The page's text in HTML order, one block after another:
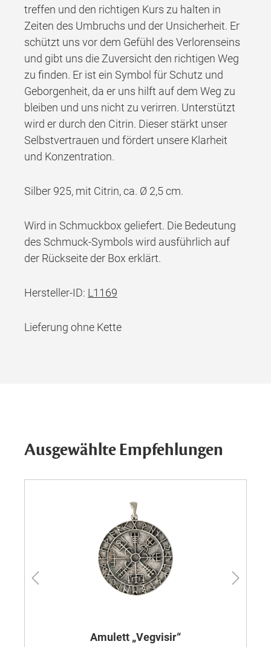
treffen und den richtigen Kurs zu halten in
Zeiten des Umbruchs und der Unsicherheit. Er
schützt uns vor dem Gefühl des Verlorenseins
und gibt uns die Zuversicht den richtigen Weg
zu finden. Er ist ein Symbol für Schutz und
Geborgenheit, da er uns hilft auf dem Weg zu
bleiben und uns nicht zu verirren. Unterstützt
wird er durch den Citrin. Dieser stärkt unser
Selbstvertrauen und fördert unsere Klarheit
und Konzentration.
Silber 925, mit Citrin, ca. Ø 2,5 cm.
Wird in Schmuckbox geliefert. Die Bedeutung
des Schmuck-Symbols wird ausführlich auf
der Rückseite der Box erklärt.
Hersteller-ID: L1169
Lieferung ohne Kette
Ausgewählte Empfehlungen
Amulett „Vegvisir“